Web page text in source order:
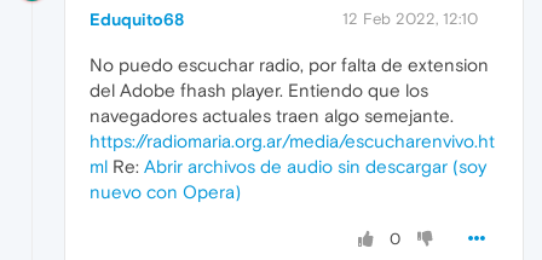
Eduquito68 12 Feb 2022, 12:10
No puedo escuchar radio, por falta de extension
del Adobe fhash player. Entiendo que los
navegadores actuales traen algo semejante.
https://radiomaria.org.ar/media/escucharenvivo.ht
ml Re: Abrir archivos de audio sin descargar (soy
nuevo con Opera)
0